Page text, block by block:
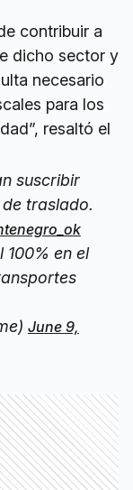
contribuir a
dicho sector y
necesario
para los
resaltó el
suscribir
traslado.
100% en el
June 9,